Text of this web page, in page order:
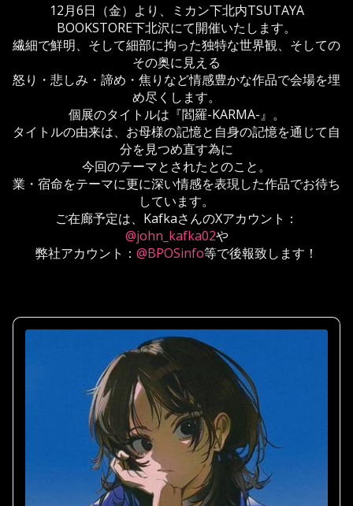
12月6日（金）より、ミカン下北内TSUTAYA
BOOKSTORE下北沢にて開催いたします。
繊細で鮮明、そして細部に拘った独特な世界観、そしての
その奥に見える
怒り・悲しみ・諦め・焦りなど情感豊かな作品で会場を埋
め尽くします。
個展のタイトルは『閻羅-KARMA-』。
タイトルの由来は、お母様の記憶と自身の記憶を通じて自
分を見つめ直す為に
今回のテーマとされたとのこと。
業・宿命をテーマに更に深い情感を表現した作品でお待ち
しています。
ご在廊予定は、KafkaさんのXアカウント：
@john_kafka02や
弊社アカウント： @BPOSinfo等で後報致します！